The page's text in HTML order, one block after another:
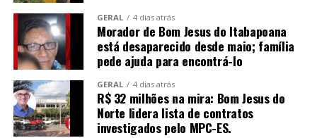
GERAL 4 dias atrás
Morador de Bom Jesus do Itabapoana
está desaparecido desde maio; família
pede ajuda para encontrá-lo
GERAL 4 dias atrás
R$ 32 milhões na mira: Bom Jesus do
Norte lidera lista de contratos
investigados pelo MPC-ES.